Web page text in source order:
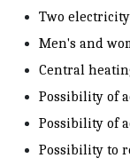
Two
Men's and
Central
Possibility of
Possibility of
Possibility to